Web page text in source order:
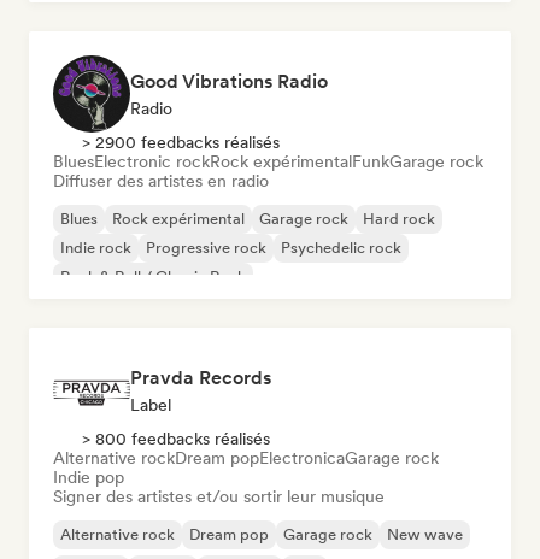
Good Vibrations Radio
Radio
> 2900 feedbacks réalisés
BluesElectronic rockRock expérimentalFunkGarage rock
Diffuser des artistes en radio
Blues Rock expérimental Garage rock
Hard rock
Indie rock
Progressive rock
Psychedelic rock
Rock & Roll / Classic Rock
Pravda Records
Label
> 800 feedbacks réalisés
Alternative rockDream popElectronicaGarage rock
Indie pop
Signer des artistes et/ou sortir leur musique
Alternative rock Dream pop Garage rock
New wave